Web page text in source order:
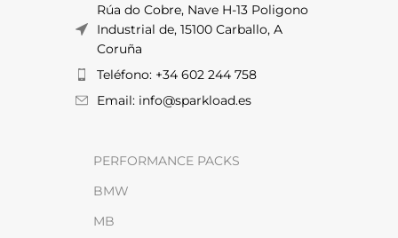
Rúa do Cobre, Nave H-13 Poligono
Industrial de, 15100 Carballo, A
Coruña
Teléfono: +34 602 244 758
Email: info@sparkload.es
PERFORMANCE PACKS
BMW
MB